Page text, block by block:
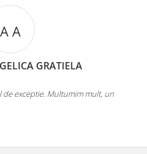
A A
GRATIELA
de exceptie. Multumim mult, un